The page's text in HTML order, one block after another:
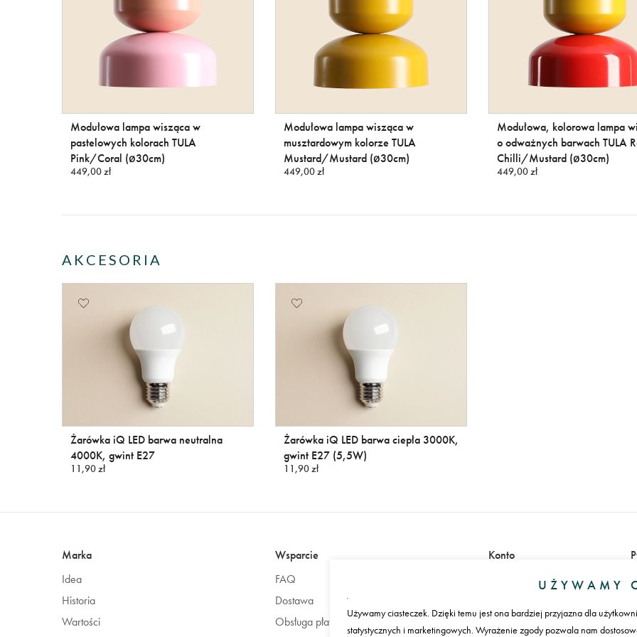
Modułowa lampa wisząca w
pastelowych kolorach TULA
Pink/Coral (ø30cm)
449,00 zł
Modułowa lampa wisząca w
musztardowym kolorze TULA
Mustard/Mustard (ø30cm)
449,00 zł
Modułowa, kolorowa lampa
o odważnych barwach TULA
Chilli/Mustard (ø30cm)
449,00 zł
AKCESORIA
Żarówka iQ LED barwa neutralna
4000K, gwint E27
11,90 zł
Żarówka iQ LED barwa ciepła 3000K,
gwint E27 (5,5W)
11,90 zł
Marka
Idea
Historia
Wartości
Wsparcie
FAQ
Dostawa
Obsługa płatności
Konto
UŻYWAMY
Używamy ciasteczek. Dzięki temu jest ona bardziej przyjazna dla
statystycznych i marketingowych. Wyrażenie zgody pozwala nam